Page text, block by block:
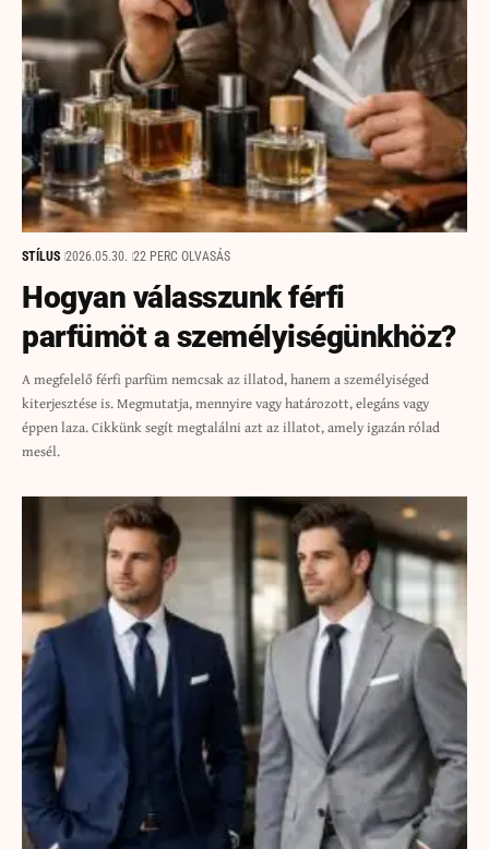
STÍLUS 2026.05.30. 22 PERC OLVASÁS
Hogyan válasszunk férfi
parfümöt a személyiségünkhöz?
A megfelelő férfi parfüm nemcsak az illatod, hanem a személyiséged
kiterjesztése is. Megmutatja, mennyire vagy határozott, elegáns vagy
éppen laza. Cikkünk segít megtalálni azt az illatot, amely igazán rólad
mesél.